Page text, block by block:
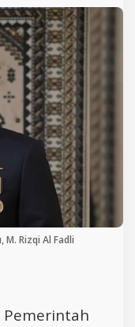
M. Rizqi Al Fadli
Pemerintah